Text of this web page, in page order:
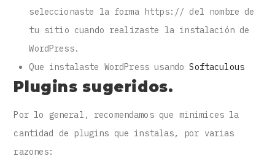
seleccionaste la forma https:// del nombre de
tu sitio cuando realizaste la instalación de
WordPress.
Que instalaste WordPress usandoSoftaculous
Plugins sugeridos.
Por lo general, recomendamos que minimices la
cantidad de plugins que instalas, por varias
razones: